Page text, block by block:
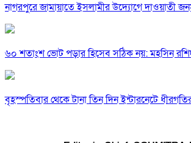
নাগরপুরে জামায়াতে ইসলামীর উদ্যোগে দাওয়াতী
৬০ শতাংশ ভোট পড়ার হিসেব সঠিক নয়: মহসিন
বৃহস্পতিবার থেকে টানা তিন দিন ইন্টারনেটে